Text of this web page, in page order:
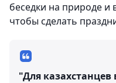
беседки на природе и
чтобы сделать
"Для